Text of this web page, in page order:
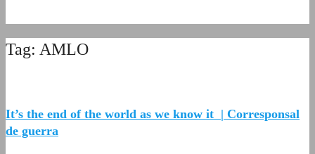
Tag: AMLO
It’s the end of the world as we know it | Corresponsal
de guerra